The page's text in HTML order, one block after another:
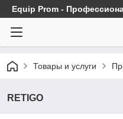
Equip Prom -
Товары и услуги
RETIGO